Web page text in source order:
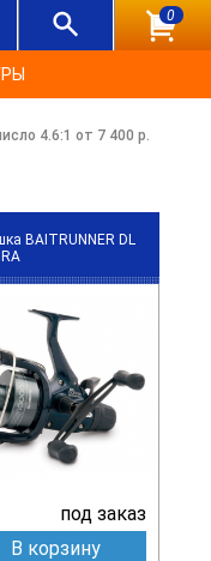
0
4.6:1 от 7 400 р.
BAITRUNNER DL
под заказ
В корзину